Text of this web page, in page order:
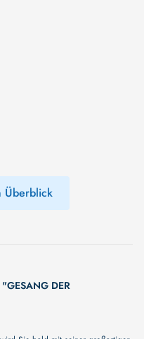
Überblick
DER